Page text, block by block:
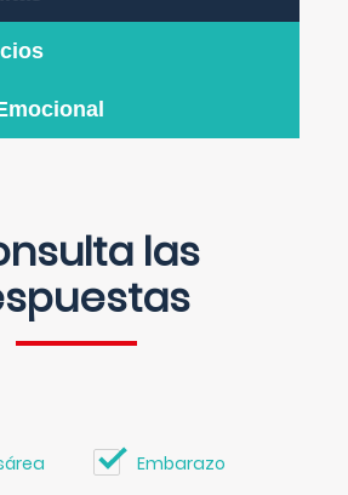
las
Embarazo